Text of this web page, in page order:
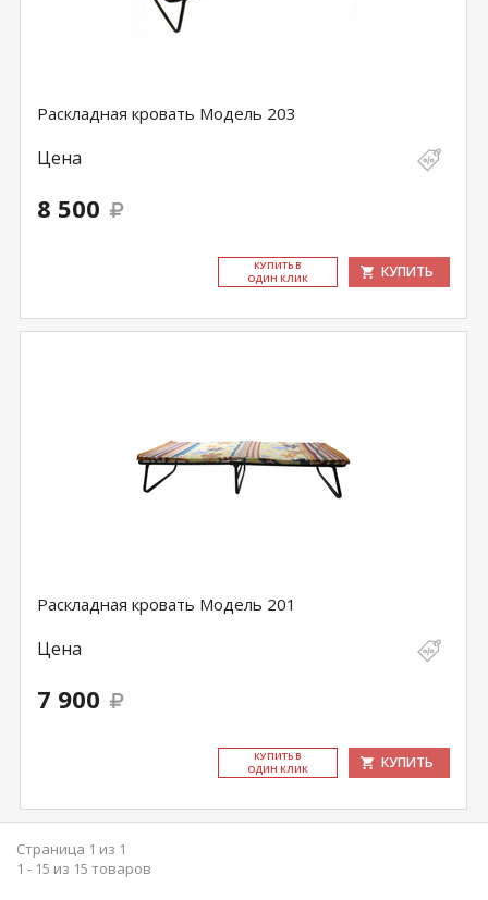
Раскладная кровать Модель 203
Цена
8 500
КУ­ПИТЬ В
ОДИН КЛИК
КУПИТЬ
Раскладная кровать Модель 201
Цена
7 900
КУ­ПИТЬ В
ОДИН КЛИК
КУПИТЬ
Страница 1 из 1
1 - 15 из 15 товаров